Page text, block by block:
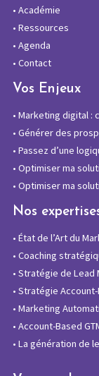
• Académie
• Ressources
• Agenda
• Contact
Vos Enjeux
• Marketing digital :
• Générer des
• Passez d’une
• Optimiser ma
• Optimiser ma
Nos
• État de l’Art du
• Coaching
• Stratégie de Lead
• Stratégie Account-
• Marketing
• Account-Based
• La génération de